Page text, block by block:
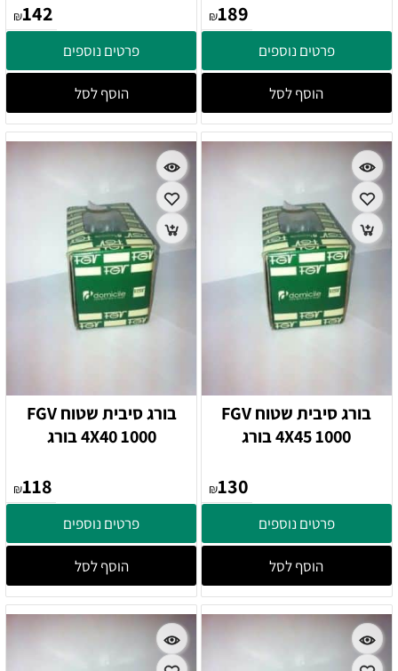
₪189
פרטים נוספים
הוסף לסל
₪142
פרטים נוספים
הוסף לסל
בורג סיבית שטוח FGV
4X45 1000 בורג
₪130
פרטים נוספים
הוסף לסל
בורג סיבית שטוח FGV
4X40 1000 בורג
₪118
פרטים נוספים
הוסף לסל